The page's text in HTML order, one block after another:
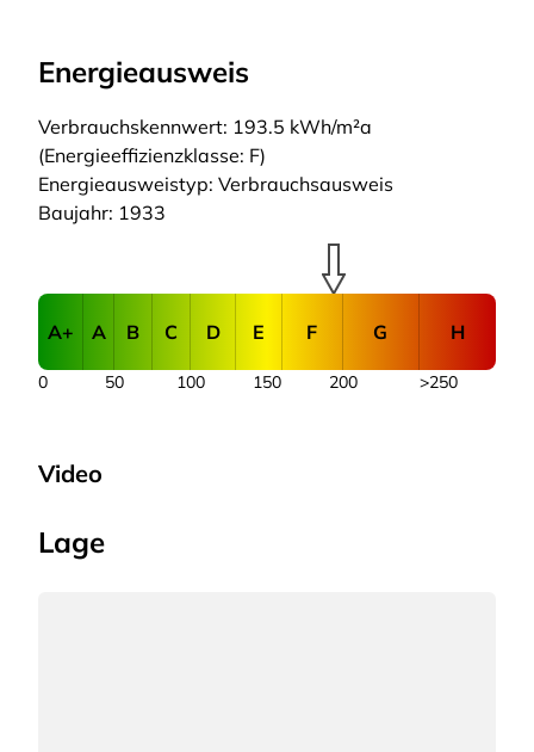
Energieausweis
Verbrauchskennwert: 193.5 kWh/m²a
(Energieeffizienzklasse: F)
Energieausweistyp: Verbrauchsausweis
Baujahr: 1933
A+ A B C D E F G H
50 100 150 200
0 >250
Video
Lage